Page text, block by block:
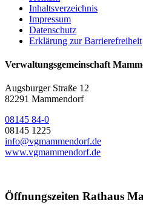
Inhaltsverzeichnis
Impressum
Datenschutz
Erklärung zur Barrierefreiheit
Verwaltungsgemeinschaft
Augsburger Straße 12
82291 Mammendorf
08145 84-0
08145 1225
info@vgmammendorf.de
www.vgmammendorf.de
Öffnungszeiten Rathaus